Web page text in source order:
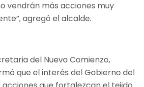
vendrán más acciones muy
agregó el alcalde.
del Nuevo Comienzo,
que el interés del Gobierno del